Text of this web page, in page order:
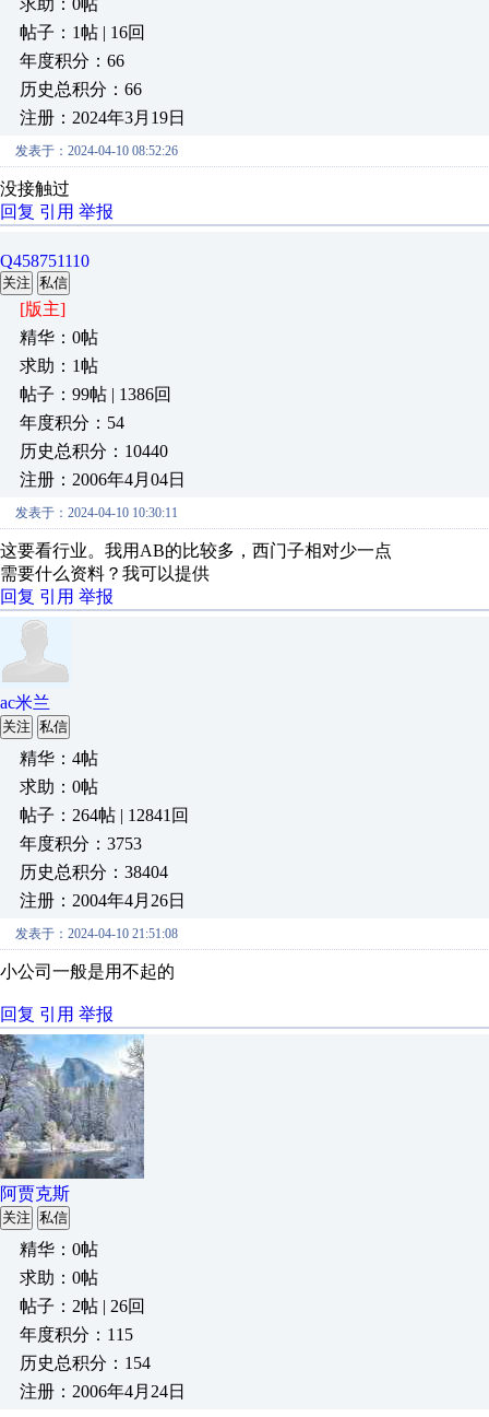
求助：0帖
帖子：1帖 | 16回
年度积分：66
历史总积分：66
注册：2024年3月19日
发表于：2024-04-10 08:52:26
没接触过
回复 引用 举报
Q458751110
关注 私信
[版主]
精华：0帖
求助：1帖
帖子：99帖 | 1386回
年度积分：54
历史总积分：10440
注册：2006年4月04日
发表于：2024-04-10 10:30:11
这要看行业。我用AB的比较多，西门子相对少一点
需要什么资料？我可以提供
回复 引用 举报
ac米兰
关注 私信
精华：4帖
求助：0帖
帖子：264帖 | 12841回
年度积分：3753
历史总积分：38404
注册：2004年4月26日
发表于：2024-04-10 21:51:08
小公司一般是用不起的
回复 引用 举报
阿贾克斯
关注 私信
精华：0帖
求助：0帖
帖子：2帖 | 26回
年度积分：115
历史总积分：154
注册：2006年4月24日